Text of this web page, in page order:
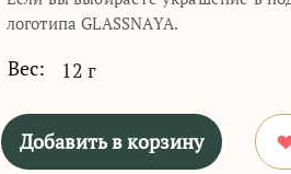
логотипа GLASSNAYA.
Вес: 12 г
Добавить в корзину